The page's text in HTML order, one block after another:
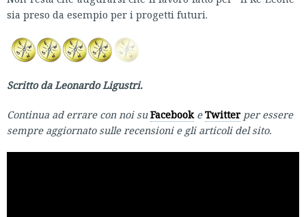
sia preso da esempio per i progetti futuri.
Scritto da Leonardo Ligustri.
Continua ad errare con noi suFacebookeTwitterper essere
sempre aggiornato sulle recensioni e gli articoli del sito.